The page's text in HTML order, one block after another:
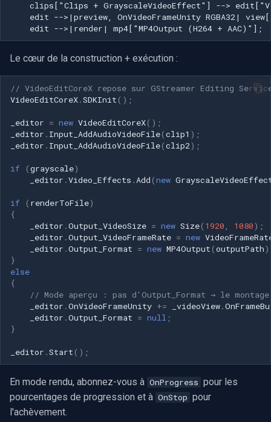
Sanyo
BrickCom
Edimax
Uniview (UNV)
Hanwha Vision
Tiandy
EZVIZ
Wisenet
Annke
Wyze
Aqara
Verkada
Rhombus
clips["Clips + GrayscaleVideoEffect"] -->
edit -->|preview, OnVideoFrameUnity RGBA32|
    edit -->|render| mp4["MP4Output (H264 + AAC)"];
Le cœur de la construction + exécution :
// VideoEditCoreX repose sur GStreamer Editing
VideoEditCoreX.SDKInit ();
_editor = new VideoEditCoreX();
_editor . Input_AddAudioVideoFile(clip1 );
_editor . Input_AddAudioVideoFile(clip2);
if (grayscale)
_editor .Video_Effects . Add (new
if ( renderToFile)
{
_editor .Output_VideoSize = new Size( 1920 1080);
_editor .Output_VideoFrameRate = new
_editor .Output_Format = new MP4Output (outputPath
}
else
{
// Mode aperçu : pas d'Output_Format → le
_editor .OnVideoFrameUnity += _videoView.
_editor .Output_Format = null ;
}
_editor .Start ();
En mode rendu, abonnez-vous à OnProgress pour les
pourcentages de progression et à OnStop pour
l'achèvement.